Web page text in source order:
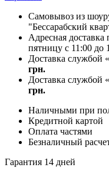
Самовывоз из
"Бессарабский
Адресная
пятницу с 11:00
Доставка службой
грн.
Доставка службой
грн.
Наличными при
Кредитной картой
Оплата частями
Безналичный
Гарантия 14 дней